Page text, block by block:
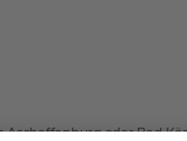
Aschaffenburg oder Bad